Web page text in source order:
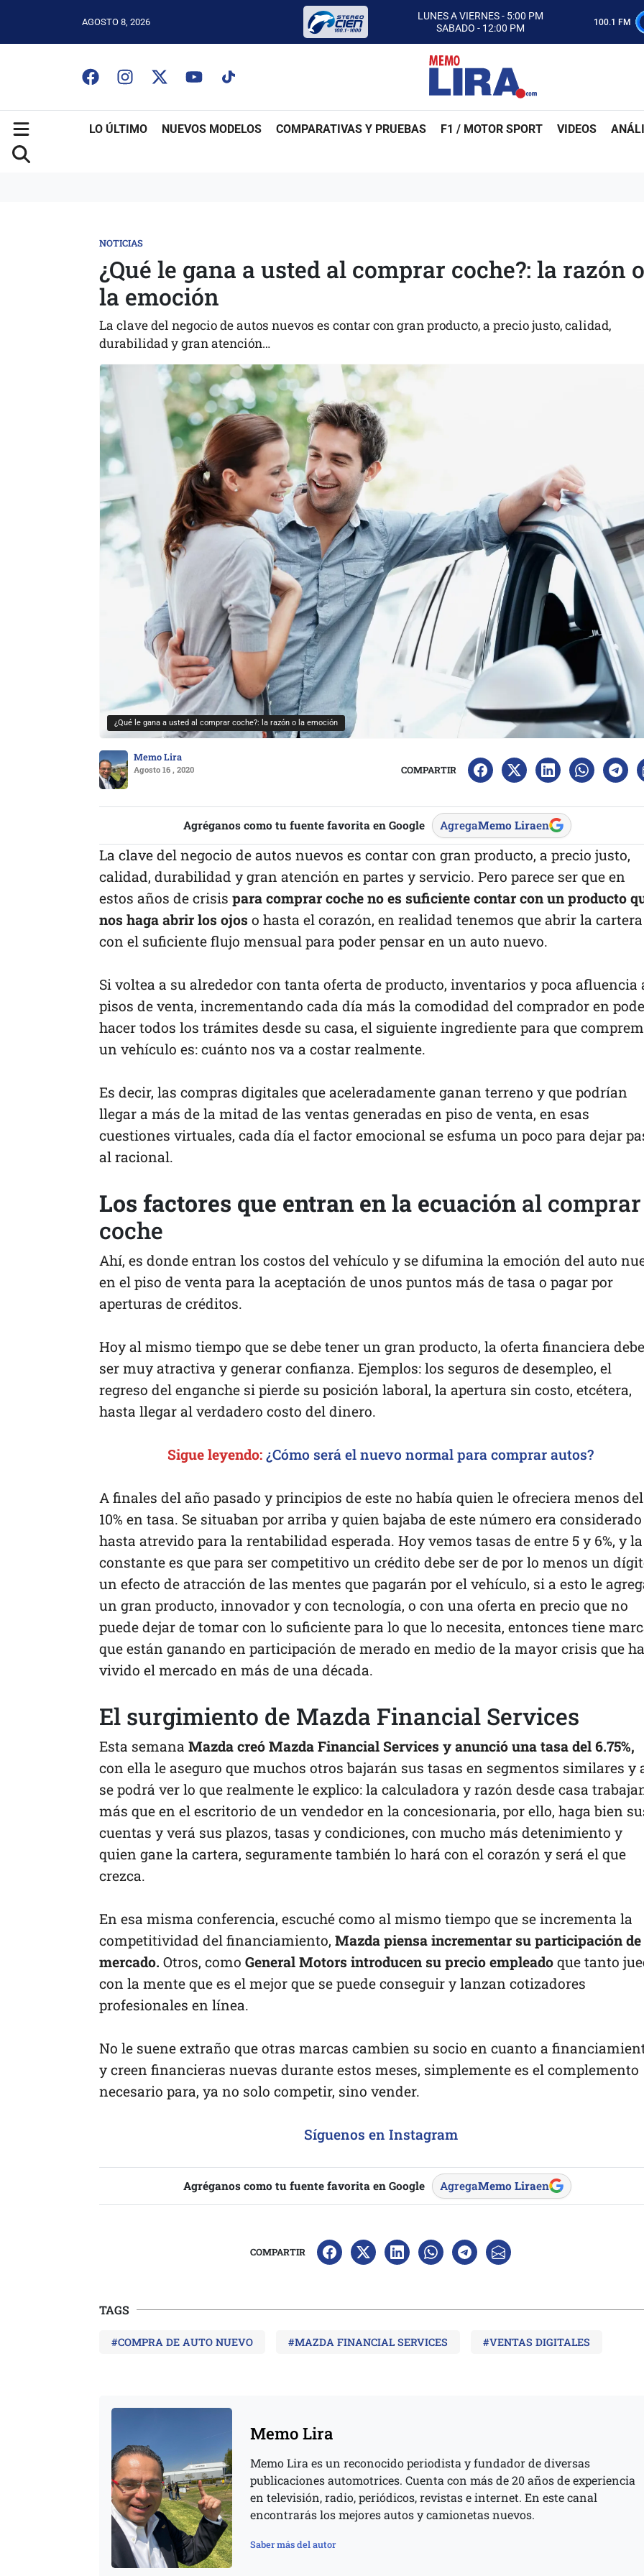
AGOSTO 8, 2026
LUNES A VIERNES - 5:00 PM
SABADO - 12:00 PM
ESCUCHA AUTOS AL CIEN
CON MEMO LIRA Y SU EQUIPO
LUNES A VIERNES - 5:00 PM
SABADO - 12:00 PM
100.1 FM
LO ÚLTIMO NUEVOS MODELOS COMPARATIVAS Y PRUEBAS F1 / MOTOR SPORT VIDEOS
NOTICIAS
¿Qué le gana a usted al comprar coche?: la razón o
la emoción
La clave del negocio de autos nuevos es contar con gran producto, a precio justo, calidad,
durabilidad y gran atención…
¿Qué le gana a usted al comprar coche?: la razón o la emoción
Memo Lira
Agosto 16 , 2020 COMPARTIR
Agréganos como tu fuente favorita en Google AgregaMemo Liraen
La clave del negocio de autos nuevos es contar con gran producto, a precio justo,
calidad, durabilidad y gran atención en partes y servicio. Pero parece ser que en
estos años de crisis para comprar coche no es suficiente contar con un producto
nos haga abrir los ojos o hasta el corazón, en realidad tenemos que abrir la cartera
con el suficiente flujo mensual para poder pensar en un auto nuevo.
Si voltea a su alrededor con tanta oferta de producto, inventarios y poca afluencia
pisos de venta, incrementando cada día más la comodidad del comprador en
hacer todos los trámites desde su casa, el siguiente ingrediente para que
un vehículo es: cuánto nos va a costar realmente.
Es decir, las compras digitales que aceleradamente ganan terreno y que podrían
llegar a más de la mitad de las ventas generadas en piso de venta, en esas
cuestiones virtuales, cada día el factor emocional se esfuma un poco para dejar
al racional.
Los factores que entran en la ecuación al comprar
coche
Ahí, es donde entran los costos del vehículo y se difumina la emoción del auto
en el piso de venta para la aceptación de unos puntos más de tasa o pagar por
aperturas de créditos.
Hoy al mismo tiempo que se debe tener un gran producto, la oferta financiera debe
ser muy atractiva y generar confianza. Ejemplos: los seguros de desempleo, el
regreso del enganche si pierde su posición laboral, la apertura sin costo, etcétera,
hasta llegar al verdadero costo del dinero.
Sigue leyendo: ¿Cómo será el nuevo normal para comprar autos?
A finales del año pasado y principios de este no había quien le ofreciera menos del
10% en tasa. Se situaban por arriba y quien bajaba de este número era considerado
hasta atrevido para la rentabilidad esperada. Hoy vemos tasas de entre 5 y 6%, y la
constante es que para ser competitivo un crédito debe ser de por lo menos un
un efecto de atracción de las mentes que pagarán por el vehículo, si a esto le
un gran producto, innovador y con tecnología, o con una oferta en precio que no
puede dejar de tomar con lo suficiente para lo que lo necesita, entonces tiene
que están ganando en participación de merado en medio de la mayor crisis que ha
vivido el mercado en más de una década.
El surgimiento de Mazda Financial Services
Esta semana Mazda creó Mazda Financial Services y anunció una tasa del 6.75%,
con ella le aseguro que muchos otros bajarán sus tasas en segmentos similares y
se podrá ver lo que realmente le explico: la calculadora y razón desde casa
más que en el escritorio de un vendedor en la concesionaria, por ello, haga bien
cuentas y verá sus plazos, tasas y condiciones, con mucho más detenimiento y
quien gane la cartera, seguramente también lo hará con el corazón y será el que
crezca.
En esa misma conferencia, escuché como al mismo tiempo que se incrementa la
competitividad del financiamiento, Mazda piensa incrementar su participación de
mercado. Otros, como General Motors introducen su precio empleado que tanto
con la mente que es el mejor que se puede conseguir y lanzan cotizadores
profesionales en línea.
No le suene extraño que otras marcas cambien su socio en cuanto a
y creen financieras nuevas durante estos meses, simplemente es el complemento
necesario para, ya no solo competir, sino vender.
Síguenos en Instagram
Agréganos como tu fuente favorita en Google AgregaMemo Liraen
COMPARTIR
TAGS
#COMPRA DE AUTO NUEVO #MAZDA FINANCIAL SERVICES #VENTAS DIGITALES
Memo Lira
Memo Lira es un reconocido periodista y fundador de diversas
publicaciones automotrices. Cuenta con más de 20 años de experiencia
en televisión, radio, periódicos, revistas e internet. En este canal
encontrarás los mejores autos y camionetas nuevos.
Saber más del autor